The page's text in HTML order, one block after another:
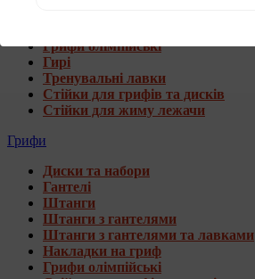
Грифи олімпійські
Гирі
Тренувальні лавки
Стійки для грифів та дисків
Стійки для жиму лежачи
Грифи
Диски та набори
Гантелі
Штанги
Штанги з гантелями
Штанги з гантелями та лавками
Накладки на гриф
Грифи олімпійські